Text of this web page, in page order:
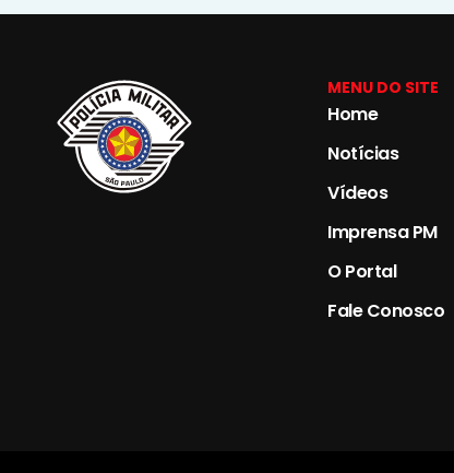
MENU DO SITE
Home
Notícias
Vídeos
Imprensa PM
O Portal
Fale Conosco